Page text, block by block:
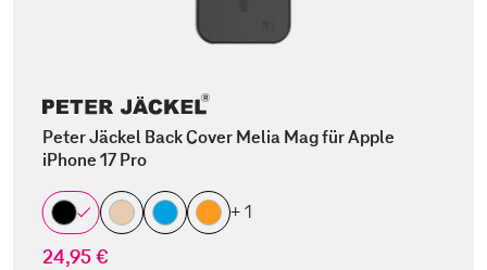
Peter Jäckel Back Cover Melia Mag für Apple
iPhone 17 Pro
+ 1
24,95 €